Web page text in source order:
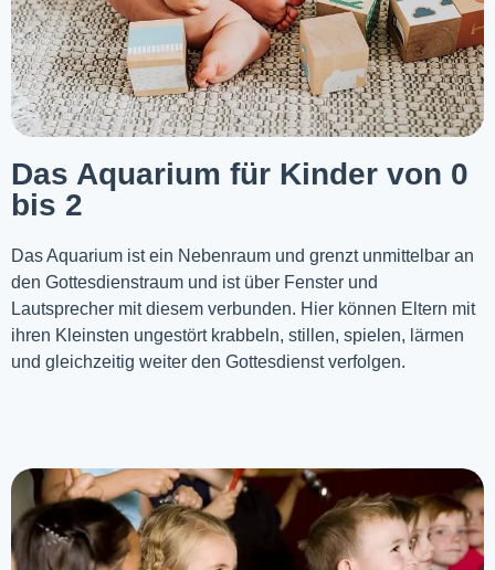
Das Aquarium für Kinder von 0
bis 2
Das Aquarium ist ein Nebenraum und grenzt unmittelbar an
den Gottesdienstraum und ist über Fenster und
Lautsprecher mit diesem verbunden. Hier können Eltern mit
ihren Kleinsten ungestört krabbeln, stillen, spielen, lärmen
und gleichzeitig weiter den Gottesdienst verfolgen.